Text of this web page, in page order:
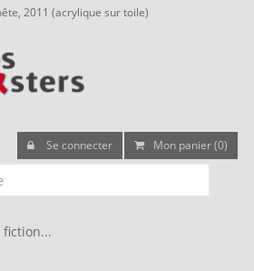
2011 (acrylique sur toile)
Se connecter Mon panier (0)
fiction...